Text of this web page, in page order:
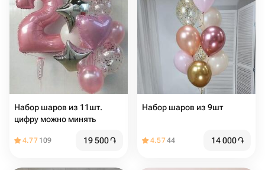
Набор шаров из 11шт.
цифру можно минять
4.77 109 19 500֏
Набор шаров из 9шт
4.5744 14 000֏